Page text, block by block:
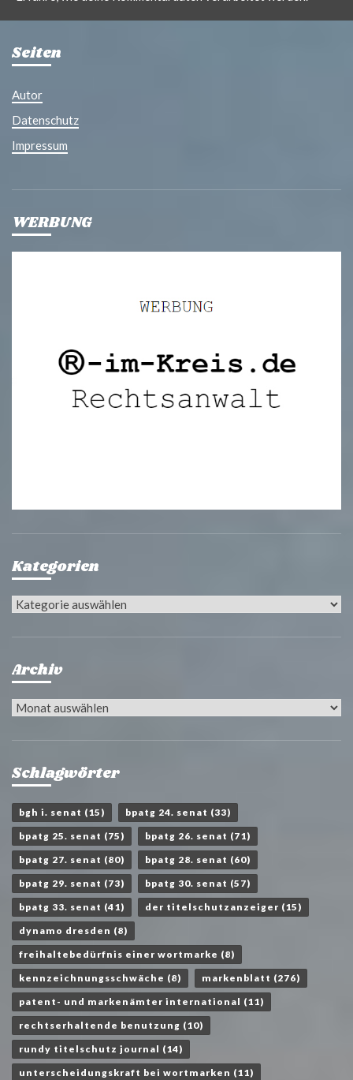
Seiten
Autor
Datenschutz
Impressum
WERBUNG
Kategorien
Kategorien
Archiv
Archiv
Schlagwörter
bgh i. senat (15) bpatg 24. senat (33)
bpatg 25. senat (75) bpatg 26. senat (71)
bpatg 27. senat (80) bpatg 28. senat (60)
bpatg 29. senat (73) bpatg 30. senat (57)
bpatg 33. senat (41) der titelschutzanzeiger (15)
dynamo dresden (8)
freihaltebedürfnis einer wortmarke (8)
kennzeichnungsschwäche (8) markenblatt (276)
patent- und markenämter international (11)
rechtserhaltende benutzung (10)
rundy titelschutz journal (14)
unterscheidungskraft bei wortmarken (11)